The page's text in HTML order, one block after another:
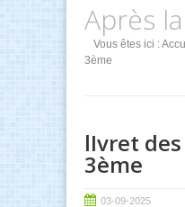
Après
Vous êtes ici :
3ème
lIvret
3ème
03-09-2025